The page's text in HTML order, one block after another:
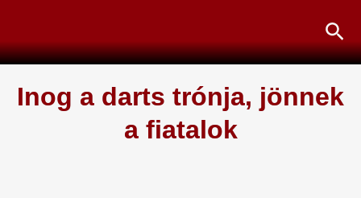
content
Inog a darts trónja, jönnek
a fiatalok